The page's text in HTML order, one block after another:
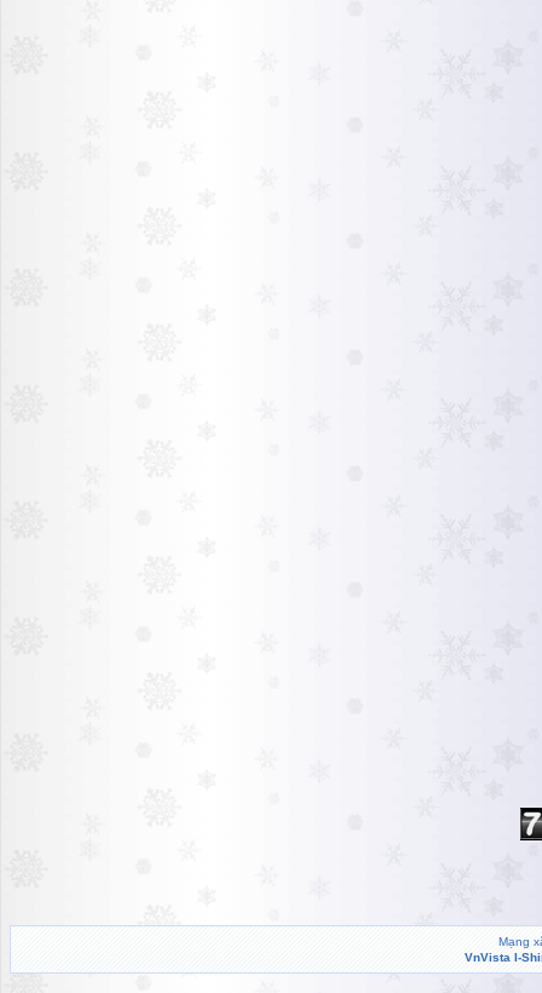
Mạng
VnVista I-